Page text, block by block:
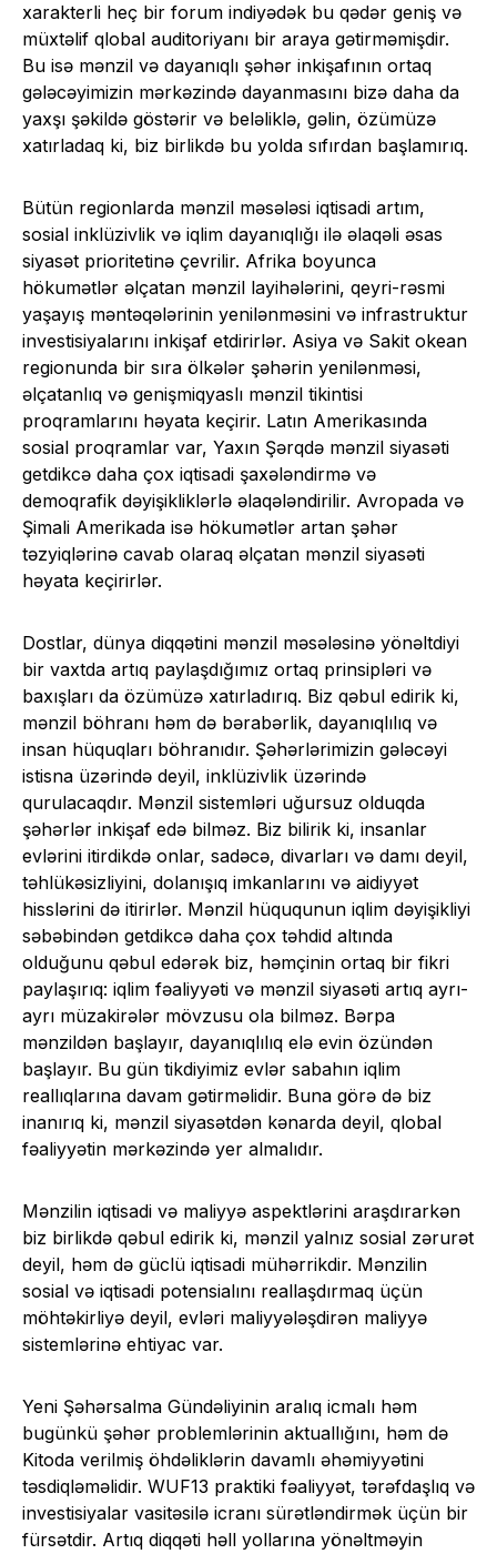
xarakterli heç bir forum indiyədək bu qədər geniş və
müxtəlif qlobal auditoriyanı bir araya gətirməmişdir.
Bu isə mənzil və dayanıqlı şəhər inkişafının ortaq
gələcəyimizin mərkəzində dayanmasını bizə daha da
yaxşı şəkildə göstərir və beləliklə, gəlin, özümüzə
xatırladaq ki, biz birlikdə bu yolda sıfırdan başlamırıq.
Bütün regionlarda mənzil məsələsi iqtisadi artım,
sosial inklüzivlik və iqlim dayanıqlığı ilə əlaqəli əsas
siyasət prioritetinə çevrilir. Afrika boyunca
hökumətlər əlçatan mənzil layihələrini, qeyri-rəsmi
yaşayış məntəqələrinin yenilənməsini və infrastruktur
investisiyalarını inkişaf etdirirlər. Asiya və Sakit okean
regionunda bir sıra ölkələr şəhərin yenilənməsi,
əlçatanlıq və genişmiqyaslı mənzil tikintisi
proqramlarını həyata keçirir. Latın Amerikasında
sosial proqramlar var, Yaxın Şərqdə mənzil siyasəti
getdikcə daha çox iqtisadi şaxələndirmə və
demoqrafik dəyişikliklərlə əlaqələndirilir. Avropada və
Şimali Amerikada isə hökumətlər artan şəhər
təzyiqlərinə cavab olaraq əlçatan mənzil siyasəti
həyata keçirirlər.
Dostlar, dünya diqqətini mənzil məsələsinə yönəltdiyi
bir vaxtda artıq paylaşdığımız ortaq prinsipləri və
baxışları da özümüzə xatırladırıq. Biz qəbul edirik ki,
mənzil böhranı həm də bərabərlik, dayanıqlılıq və
insan hüquqları böhranıdır. Şəhərlərimizin gələcəyi
istisna üzərində deyil, inklüzivlik üzərində
qurulacaqdır. Mənzil sistemləri uğursuz olduqda
şəhərlər inkişaf edə bilməz. Biz bilirik ki, insanlar
evlərini itirdikdə onlar, sadəcə, divarları və damı deyil,
təhlükəsizliyini, dolanışıq imkanlarını və aidiyyət
hisslərini də itirirlər. Mənzil hüququnun iqlim dəyişikliyi
səbəbindən getdikcə daha çox təhdid altında
olduğunu qəbul edərək biz, həmçinin ortaq bir fikri
paylaşırıq: iqlim fəaliyyəti və mənzil siyasəti artıq ayrı-
ayrı müzakirələr mövzusu ola bilməz. Bərpa
mənzildən başlayır, dayanıqlılıq elə evin özündən
başlayır. Bu gün tikdiyimiz evlər sabahın iqlim
reallıqlarına davam gətirməlidir. Buna görə də biz
inanırıq ki, mənzil siyasətdən kənarda deyil, qlobal
fəaliyyətin mərkəzində yer almalıdır.
Mənzilin iqtisadi və maliyyə aspektlərini araşdırarkən
biz birlikdə qəbul edirik ki, mənzil yalnız sosial zərurət
deyil, həm də güclü iqtisadi mühərrikdir. Mənzilin
sosial və iqtisadi potensialını reallaşdırmaq üçün
möhtəkirliyə deyil, evləri maliyyələşdirən maliyyə
sistemlərinə ehtiyac var.
Yeni Şəhərsalma Gündəliyinin aralıq icmalı həm
bugünkü şəhər problemlərinin aktuallığını, həm də
Kitoda verilmiş öhdəliklərin davamlı əhəmiyyətini
təsdiqləməlidir. WUF13 praktiki fəaliyyət, tərəfdaşlıq və
investisiyalar vasitəsilə icranı sürətləndirmək üçün bir
fürsətdir. Artıq diqqəti həll yollarına yönəltməyin